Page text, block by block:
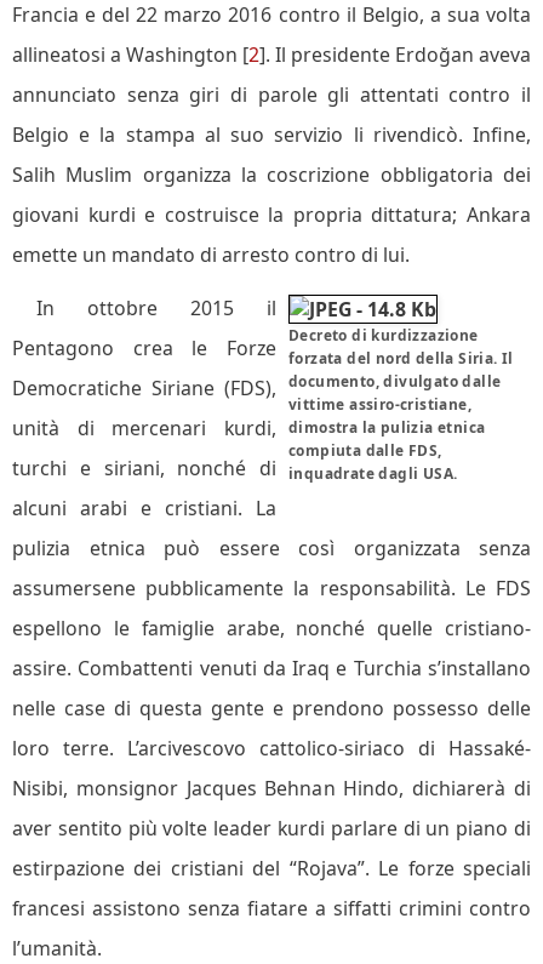
Francia e del 22 marzo 2016 contro il Belgio, a sua volta
allineatosi a Washington [2]. Il presidente Erdoğan aveva
annunciato senza giri di parole gli attentati contro il
Belgio e la stampa al suo servizio li rivendicò. Infine,
Salih Muslim organizza la coscrizione obbligatoria dei
giovani kurdi e costruisce la propria dittatura; Ankara
emette un mandato di arresto contro di lui.
Decreto di kurdizzazione
forzata del nord della Siria. Il
documento, divulgato dalle
vittime assiro-cristiane,
dimostra la pulizia etnica
compiuta dalle FDS,
inquadrate dagli USA.
In ottobre 2015 il
Pentagono crea le Forze
Democratiche Siriane (FDS),
unità di mercenari kurdi,
turchi e siriani, nonché di
alcuni arabi e cristiani. La
pulizia etnica può essere così organizzata senza
assumersene pubblicamente la responsabilità. Le FDS
espellono le famiglie arabe, nonché quelle cristiano-
assire. Combattenti venuti da Iraq e Turchia s’installano
nelle case di questa gente e prendono possesso delle
loro terre. L’arcivescovo cattolico-siriaco di Hassaké-
Nisibi, monsignor Jacques Behnan Hindo, dichiarerà di
aver sentito più volte leader kurdi parlare di un piano di
estirpazione dei cristiani del “Rojava”. Le forze speciali
francesi assistono senza fiatare a siffatti crimini contro
l’umanità.